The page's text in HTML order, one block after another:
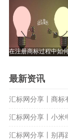
在注册商标过程中如
最新资讯
汇标网分享丨商标
汇标网分享丨小米
汇标网分享丨别再